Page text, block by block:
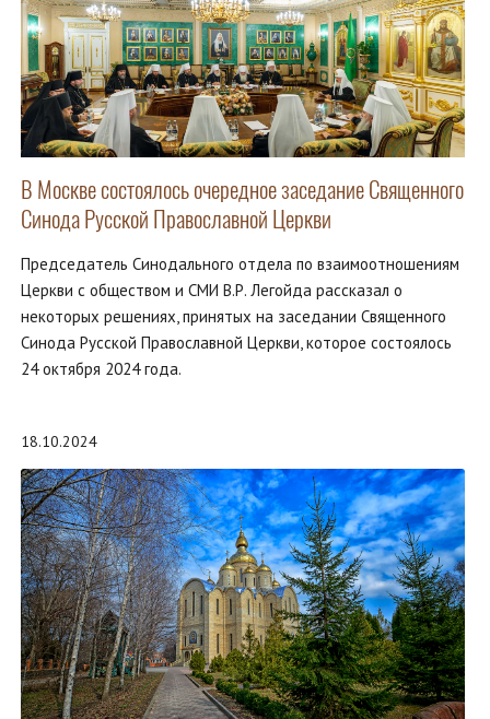
В Москве состоялось очередное заседание Священного
Синода Русской Православной Церкви
Председатель Синодального отдела по взаимоотношениям
Церкви с обществом и СМИ В.Р. Легойда рассказал о
некоторых решениях, принятых на заседании Священного
Синода Русской Православной Церкви, которое состоялось
24 октября 2024 года.
18.10.2024